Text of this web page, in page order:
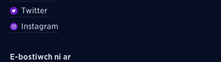
Twitter
Instagram
E-bostiwch ni ar